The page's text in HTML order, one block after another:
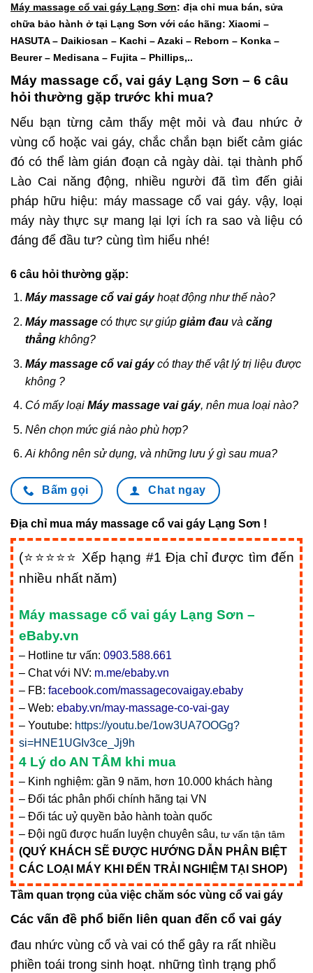
Máy massage cổ vai gáy Lạng Sơn: địa chỉ mua bán, sửa
chữa bảo hành ở tại Lạng Sơn với các hãng: Xiaomi –
HASUTA – Daikiosan – Kachi – Azaki – Reborn – Konka –
Beurer – Medisana – Fujita – Phillips,..
Máy massage cổ, vai gáy Lạng Sơn – 6 câu
hỏi thường gặp trước khi mua?
Nếu bạn từng cảm thấy mệt mỏi và đau nhức ở
vùng cổ hoặc vai gáy, chắc chắn bạn biết cảm giác
đó có thể làm gián đoạn cả ngày dài. tại thành phố
Lào Cai năng động, nhiều người đã tìm đến giải
pháp hữu hiệu: máy massage cổ vai gáy. vậy, loại
máy này thực sự mang lại lợi ích ra sao và liệu có
đáng để đầu tư? cùng tìm hiểu nhé!
6 câu hỏi thường gặp:
Máy massage cổ vai gáyhoạt động như thế nào?
Máy massagecó thực sự giúp giảm đauvà căng
thẳngkhông?
Máy massage cổ vai gáycó thay thế vật lý trị liệu được
không ?
Có mấy loại Máy massage vai gáy, nên mua loại nào?
Nên chọn mức giá nào phù hợp?
Ai không nên sử dụng, và những lưu ý gì sau mua?
Bấm gọi Chat ngay
Địa chỉ mua máy massage cổ vai gáy Lạng Sơn !
(⭐⭐⭐⭐⭐ Xếp hạng #1 Địa chỉ được tìm đến
nhiều nhất năm)
Máy massage cổ vai gáy Lạng Sơn –
eBaby.vn
– Hotline tư vấn: 0903.588.661
– Chat với NV: m.me/ebaby.vn
– FB: facebook.com/massagecovaigay.ebaby
– Web: ebaby.vn/may-massage-co-vai-gay
– Youtube: https://youtu.be/1ow3UA7OOGg?
si=HNE1UGIv3ce_Jj9h
4 Lý do AN TÂM khi mua
– Kinh nghiệm: gần 9 năm, hơn 10.000 khách hàng
– Đối tác phân phối chính hãng tại VN
– Đối tác uỷ quyền bảo hành toàn quốc
– Đội ngũ được huấn luyện chuyên sâu, tư vấn tận tâm
(QUÝ KHÁCH SẼ ĐƯỢC HƯỚNG DẪN PHÂN BIỆT
CÁC LOẠI MÁY KHI ĐẾN TRẢI NGHIỆM TẠI SHOP)
Tầm quan trọng của việc chăm sóc vùng cổ vai gáy
Các vấn đề phổ biến liên quan đến cổ vai gáy
đau nhức vùng cổ và vai có thể gây ra rất nhiều
phiền toái trong sinh hoạt. những tình trạng phổ